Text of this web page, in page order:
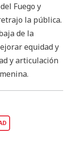
Fuego y
la pública.
de la
equidad y
y articulación